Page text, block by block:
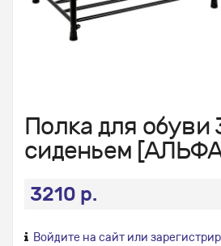
Полка для обуви
сиденьем
3210 р.
Войдите на сайт или